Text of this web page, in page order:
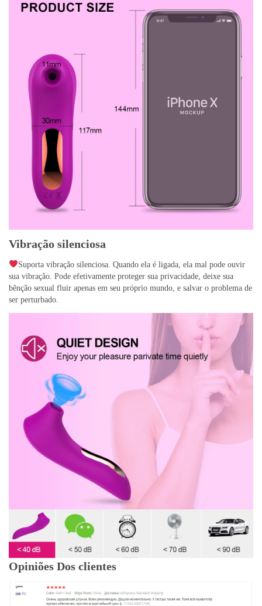
Vibração silenciosa
Suporta vibração silenciosa. Quando ela é ligada, ela mal pode ouvir
sua vibração. Pode efetivamente proteger sua privacidade, deixe sua
bênção sexual fluir apenas em seu próprio mundo, e salvar o problema de
ser perturbado.
Opiniões Dos clientes